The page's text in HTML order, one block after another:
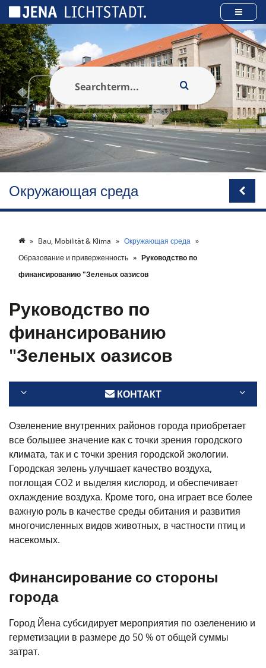
Окружающая среда
Bau, Mobilität & Klima
Окружающая среда
Образование и приверженность
Руководство по
финансированию "Зеленых оазисов
Руководство по
финансированию
"Зеленых оазисов
КОНТАКТ
Озеленение внутренних районов города приобретает
все большее значение как с точки зрения городского
климата, так и с точки зрения городской экологии.
Городская зелень улучшает качество воздуха,
поглощая CO2 и выделяя кислород, и обеспечивает
охлаждение воздуха. Кроме того, она играет все более
важную роль в качестве среды обитания и развития
многочисленных видов животных, в частности птиц и
насекомых.
Финансирование со стороны
города
Город Йена субсидирует мероприятия по озеленению и
герметизации в размере до 50 % от общей суммы
затрат.
Панель управления cookies